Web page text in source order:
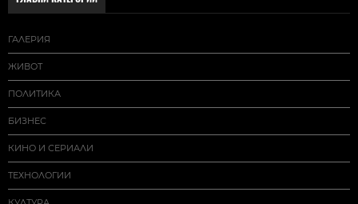
ГАЛЕРИЯ
ЖИВОТ
ПОЛИТИКА
БИЗНЕС
КИНО И СЕРИАЛИ
ТЕХНОЛОГИИ